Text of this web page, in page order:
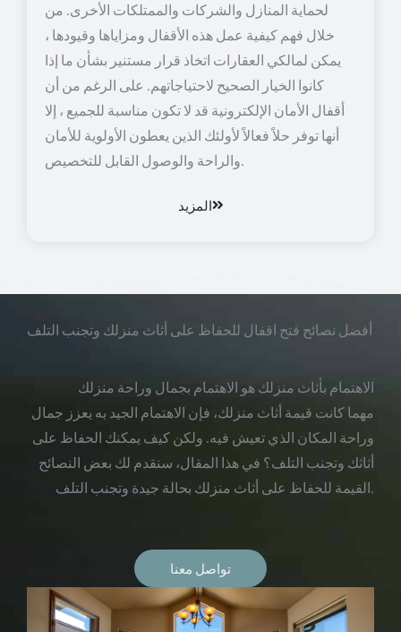
لحماية المنازل والشركات والممتلكات الأخرى. من
خلال فهم كيفية عمل هذه الأقفال ومزاياها وقيودها ،
يمكن لمالكي العقارات اتخاذ قرار مستنير بشأن ما إذا
كانوا الخيار الصحيح لاحتياجاتهم. على الرغم من أن
أقفال الأمان الإلكترونية قد لا تكون مناسبة للجميع ، إلا
أنها توفر حلاً فعالاً لأولئك الذين يعطون الأولوية للأمان
والراحة والوصول القابل للتخصيص.
المزيد
أفضل نصائح فتح اقفال للحفاظ على أثاث منزلك وتجنب التلف
الاهتمام بأثاث منزلك هو الاهتمام بجمال وراحة منزلك
مهما كانت قيمة أثاث منزلك، فإن الاهتمام الجيد به يعزز جمال
وراحة المكان الذي تعيش فيه. ولكن كيف يمكنك الحفاظ على
أثاثك وتجنب التلف؟ في هذا المقال، سنقدم لك بعض النصائح
القيمة للحفاظ على أثاث منزلك بحالة جيدة وتجنب التلف.
تواصل معنا